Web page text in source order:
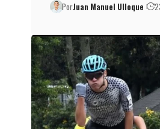
PorJuan Manuel Ulloque